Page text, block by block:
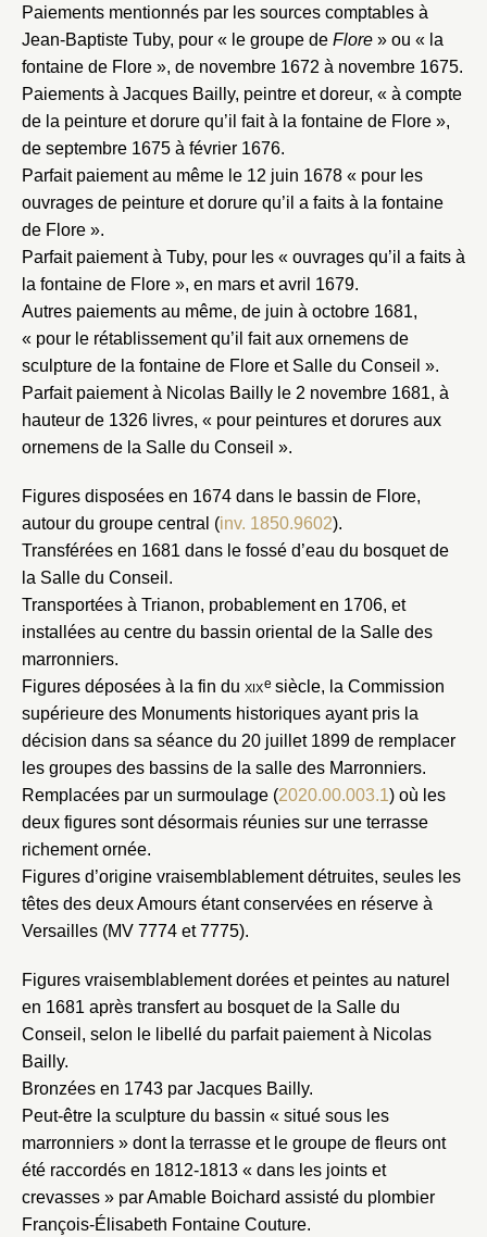
Paiements mentionnés par les sources comptables à
Jean-Baptiste Tuby, pour « le groupe de Flore » ou « la
fontaine de Flore », de novembre 1672 à novembre 1675.
Paiements à Jacques Bailly, peintre et doreur, « à compte
de la peinture et dorure qu’il fait à la fontaine de Flore »,
de septembre 1675 à février 1676.
Parfait paiement au même le 12 juin 1678 « pour les
ouvrages de peinture et dorure qu’il a faits à la fontaine
de Flore ».
Parfait paiement à Tuby, pour les « ouvrages qu’il a faits à
la fontaine de Flore », en mars et avril 1679.
Autres paiements au même, de juin à octobre 1681,
« pour le rétablissement qu’il fait aux ornemens de
sculpture de la fontaine de Flore et Salle du Conseil ».
Parfait paiement à Nicolas Bailly le 2 novembre 1681, à
hauteur de 1326 livres, « pour peintures et dorures aux
ornemens de la Salle du Conseil ».
Figures disposées en 1674 dans le bassin de Flore,
autour du groupe central (inv. 1850.9602).
Transférées en 1681 dans le fossé d’eau du bosquet de
la Salle du Conseil.
Transportées à Trianon, probablement en 1706, et
installées au centre du bassin oriental de la Salle des
marronniers.
Figures déposées à la fin du xixe siècle, la Commission
supérieure des Monuments historiques ayant pris la
décision dans sa séance du 20 juillet 1899 de remplacer
les groupes des bassins de la salle des Marronniers.
Remplacées par un surmoulage (2020.00.003.1) où les
deux figures sont désormais réunies sur une terrasse
richement ornée.
Figures d’origine vraisemblablement détruites, seules les
têtes des deux Amours étant conservées en réserve à
Versailles (MV 7774 et 7775).
Figures vraisemblablement dorées et peintes au naturel
en 1681 après transfert au bosquet de la Salle du
Conseil, selon le libellé du parfait paiement à Nicolas
Bailly.
Bronzées en 1743 par Jacques Bailly.
Peut-être la sculpture du bassin « situé sous les
marronniers » dont la terrasse et le groupe de fleurs ont
été raccordés en 1812-1813 « dans les joints et
crevasses » par Amable Boichard assisté du plombier
François-Élisabeth Fontaine Couture.
Choix du dossier où ajouter la
notice
Nom du dossier
Connexion
Courriel